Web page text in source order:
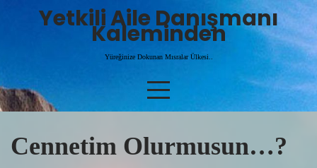
Yetkili Aile Danışmanı
Kaleminden
Yüreğinize Dokunan Mısralar Ülkesi..
Cennetim Olurmusun…?